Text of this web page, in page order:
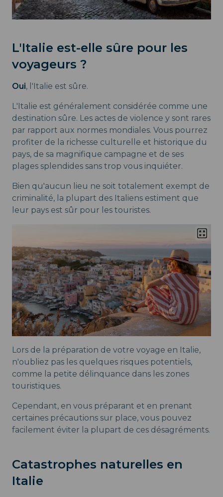
L'Italie est-elle sûre pour les
voyageurs ?
Oui, l'Italie est sûre.
L'Italie est généralement considérée comme une
destination sûre. Les actes de violence y sont rares
par rapport aux normes mondiales. Vous pourrez
profiter de la richesse culturelle et historique du
pays, de sa magnifique campagne et de ses
plages splendides sans trop vous inquiéter.
Bien qu'aucun lieu ne soit totalement exempt de
criminalité, la plupart des Italiens estiment que
leur pays est sûr pour les touristes.
Lors de la préparation de votre voyage en Italie,
n'oubliez pas les quelques risques potentiels,
comme la petite délinquance dans les zones
touristiques.
Cependant, en vous préparant et en prenant
certaines précautions sur place, vous pouvez
facilement éviter la plupart de ces désagréments.
Catastrophes naturelles en
Italie